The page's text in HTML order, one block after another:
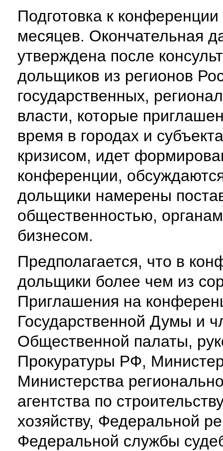
Подготовка к
месяцев. Окончательная
утверждена после
дольщиков из регионов
государственных,
власти, которые
время в городах и
кризисом, идет
конференции,
дольщики намерены
общественностью,
бизнесом.
Предполагается, что в
дольщики более чем из
Приглашения на
Государственной Думы и
Общественной палаты,
Прокуратуры РФ,
Министерства
агентства по
хозяйству, Федеральной
Федеральной службы